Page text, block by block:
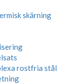
skärning
rostfria stål